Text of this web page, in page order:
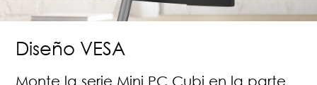
Diseño VESA
Monte la serie Mini PC Cubi en la parte